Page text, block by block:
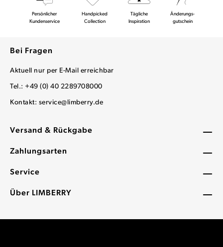
Versand & Rückgabe
Zahlungsarten
Service
Über LIMBERRY
Persönlicher
Kundenservice
Handpicked
Collection
Tägliche
Inspiration
Änderungs-
gutschein
Bei Fragen
Aktuell nur per E-Mail erreichbar
Tel.: +49 (0) 40 2289708000
Kontakt: service@limberry.de